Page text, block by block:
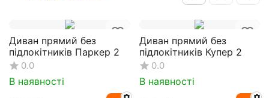
Диван прямий без
підлокітників Паркер 2
0.0
В наявності
Диван прямий без
підлокітників Купер 2
0.0
В наявності